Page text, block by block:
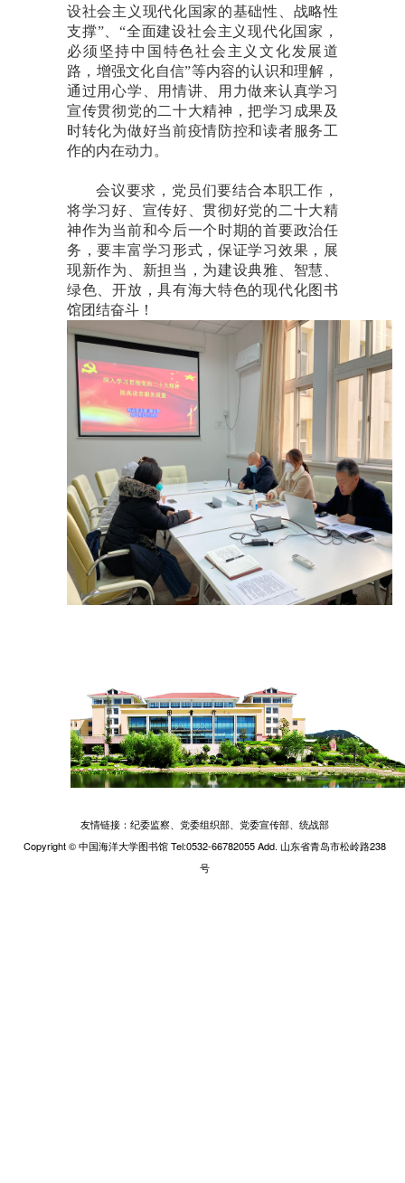
设社会主义现代化国家的基础性、战略性
支撑”、“全面建设社会主义现代化国家，
必须坚持中国特色社会主义文化发展道
路，增强文化自信”等内容的认识和理解，
通过用心学、用情讲、用力做来认真学习
宣传贯彻党的二十大精神，把学习成果及
时转化为做好当前疫情防控和读者服务工
作的内在动力。
会议要求，党员们要结合本职工作，
将学习好、宣传好、贯彻好党的二十大精
神作为当前和今后一个时期的首要政治任
务，要丰富学习形式，保证学习效果，展
现新作为、新担当，为建设典雅、智慧、
绿色、开放，具有海大特色的现代化图书
馆团结奋斗！
友情链接： 纪委监察、 党委组织部、 党委宣传部、 统战部
Copyright © 中国海洋大学图书馆 Tel:0532-66782055 Add. 山东省青岛市松岭路238
号